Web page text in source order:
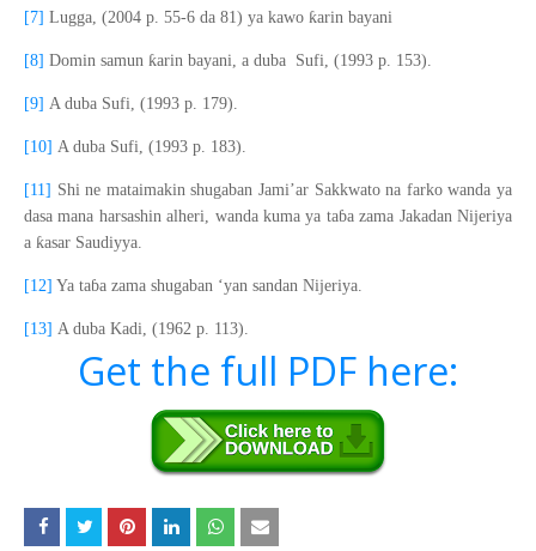
[7] Lugga, (2004 p. 55-6 da 81) ya kawo ƙarin bayani
[8] Domin samun ƙarin bayani, a duba Sufi, (1993 p. 153).
[9] A duba Sufi, (1993 p. 179).
[10] A duba Sufi, (1993 p. 183).
[11] Shi ne mataimakin shugaban Jami’ar Sakkwato na farko wanda ya
dasa mana harsashin alheri, wanda kuma ya taɓa zama Jakadan Nijeriya
a ƙasar Saudiyya.
[12] Ya taɓa zama shugaban ‘yan sandan Nijeriya.
[13] A duba Kadi, (1962 p. 113).
Get the full PDF here: